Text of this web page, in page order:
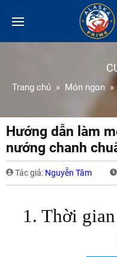
Trang chủ Món ngon
Hướng dẫn làm
nướng chanh
Tác giả: Nguyễn Tâm
1. Thời